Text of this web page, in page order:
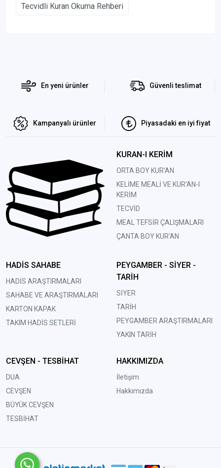
Tecvidli Kuran Okuma Rehberi
En yeni ürünler Güvenli teslimat
Kampanyalı ürünler Piyasadaki en iyi fiyat
KURAN-I KERİM
ORTA BOY KUR'AN
KELİME MEALİ VE KUR'AN-I
KERİM
TECVİD
MEAL TEFSİR ÇALIŞMALARI
ÇANTA BOY KUR'AN
HADİS SAHABE
HADİS ARAŞTIRMALARI
SAHABE VE ARAŞTIRMALARI
KARTON KAPAK
TAKIM HADİS SETLERİ
PEYGAMBER - SİYER -
TARİH
SİYER
TARİH
PEYGAMBER ARAŞTIRMALARI
YAKIN TARİH
CEVŞEN - TESBİHAT
DUA
CEVŞEN
BÜYÜK CEVŞEN
TESBİHAT
HAKKIMIZDA
İletişim
Hakkımızda